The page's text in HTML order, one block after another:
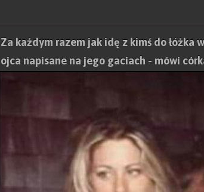
Za każdym razem jak idę z kimś do łóżka
ojca napisane na jego gaciach - mówi